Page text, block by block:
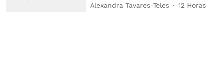
Alexandra Tavares-Teles 12 Horas